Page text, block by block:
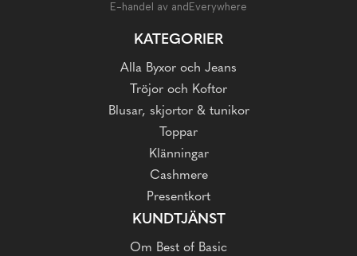
E-handel av andEverywhere
KATEGORIER
Alla Byxor och Jeans
Tröjor och Koftor
Blusar, skjortor & tunikor
Toppar
Klänningar
Cashmere
Presentkort
KUNDTJÄNST
Om Best of Basic